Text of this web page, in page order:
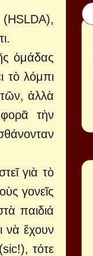
(HSLDA),
ὁμάδας
τὸ λόμπι
ἀλλὰ
τὴν
γιὰ τὸ
γονεῖς
παιδιά
νὰ ἔχουν
τότε